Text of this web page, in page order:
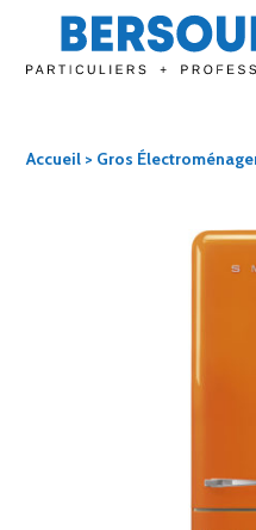
Accueil > Gros